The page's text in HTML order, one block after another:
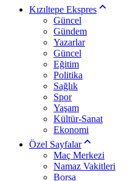
Kızıltepe Ekspres
Güncel
Gündem
Yazarlar
Güncel
Eğitim
Politika
Sağlık
Spor
Yaşam
Kültür-Sanat
Ekonomi
Özel Sayfalar
Maç Merkezi
Namaz Vakitleri
Borsa